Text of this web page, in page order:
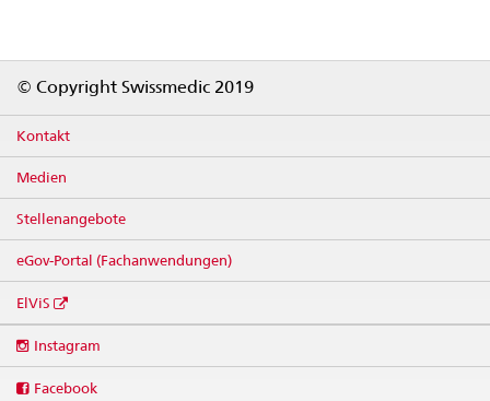
© Copyright Swissmedic 2019
Kontakt
Medien
Stellenangebote
eGov-Portal (Fachanwendungen)
ElViS
media
Instagram
Facebook